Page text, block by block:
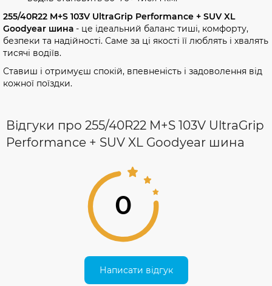
255/40R22 M+S 103V UltraGrip Performance + SUV XL
Goodyear шина - це ідеальний баланс тиші, комфорту,
безпеки та надійності. Саме за ці якості її люблять і хвалять
тисячі водіїв.
Ставиш і отримуєш спокій, впевненість і задоволення від
кожної поїздки.
Відгуки про 255/40R22 M+S 103V UltraGrip
Performance + SUV XL Goodyear шина
0
Написати відгук